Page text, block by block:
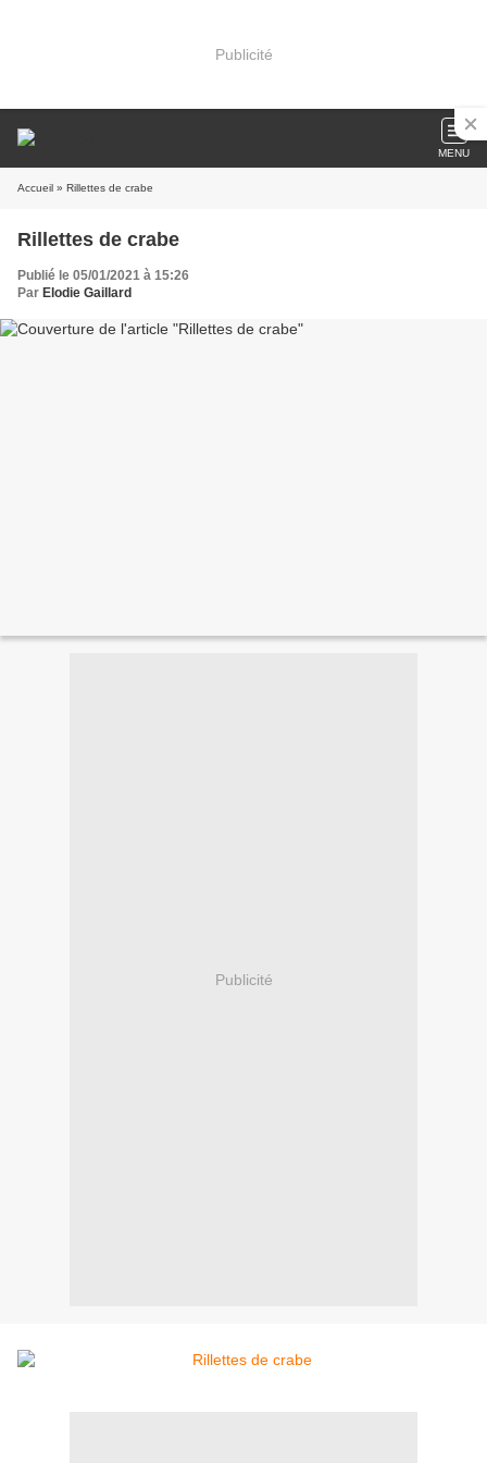
Publicité
MENU
Accueil » Rillettes de crabe
Rillettes de crabe
Publié le 05/01/2021 à 15:26
Par Elodie Gaillard
Publicité